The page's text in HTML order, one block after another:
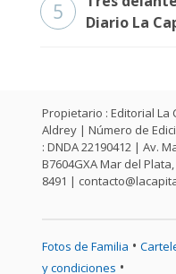
5
Diario La
Propietario : Editorial La
Aldrey | Número de
: DNDA 22190412 | Av.
B7604GXA Mar del
8491 |
Fotos de Familia •
y condiciones •